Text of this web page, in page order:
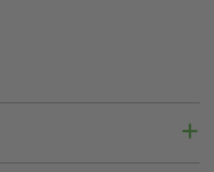
Basis für
einschließlich
Nut und Feder